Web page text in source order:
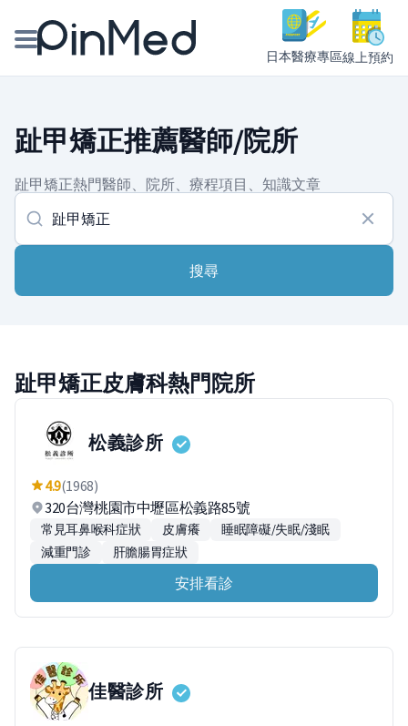
日本醫療專區線上預約
醫師專欄專訪
健康主題館
我是醫療人員
趾甲矯正推薦醫師/院所
趾甲矯正熱門醫師、院所、療程項目、知識文章
搜尋
趾甲矯正皮膚科熱門院所
松義診所
4.9(1968)
320台灣桃園市中壢區松義路85號
常見耳鼻喉科症狀 皮膚癢
睡眠障礙/失眠/淺眠
減重門診
肝膽腸胃症狀
安排看診
佳醫診所